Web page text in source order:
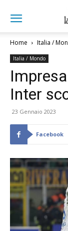
Home Italia /
Italia / Mondo
Inter
23 Gennaio 2023
Facebook